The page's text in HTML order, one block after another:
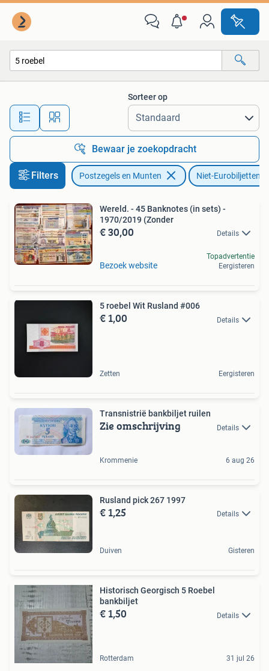
Alle afstanden…
Sorteer op
Bewaar je zoekopdracht
Filters Postzegels en Munten Niet-Eurobiljetten
Wereld. - 45 Banknotes (in sets) -
1970/2019 (Zonder
€ 30,00 Details
Bezoek website
Topadvertentie
Eergisteren
5 roebel Wit Rusland #006
€ 1,00 Details
Zetten Eergisteren
Transnistrië bankbiljet ruilen
Zie omschrijving Details
Krommenie 6 aug 26
Rusland pick 267 1997
€ 1,25 Details
Duiven Gisteren
Historisch Georgisch 5 Roebel
bankbiljet
€ 1,50 Details
Rotterdam 31 jul 26